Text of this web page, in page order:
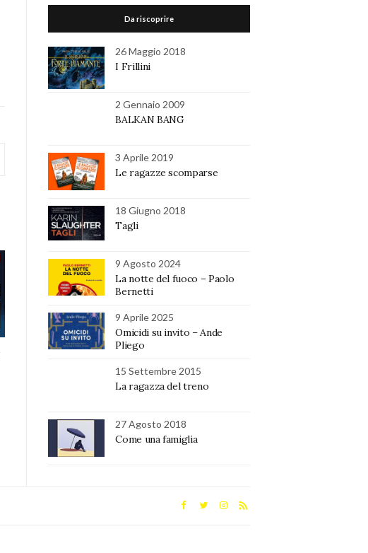
Da riscoprire
26 Maggio 2018
I Frillini
2 Gennaio 2009
BALKAN BANG
3 Aprile 2019
Le ragazze scomparse
18 Giugno 2018
Tagli
9 Agosto 2024
La notte del fuoco – Paolo
Bernetti
9 Aprile 2025
Omicidi su invito – Ande
Pliego
15 Settembre 2015
La ragazza del treno
27 Agosto 2018
Come una famiglia